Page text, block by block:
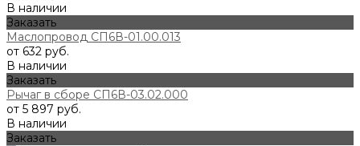
В наличии
Заказать
Маслопровод СП6В-01.00.013
от 632 руб.
В наличии
Заказать
Рычаг в сборе СП6В-03.02.000
от 5 897 руб.
В наличии
Заказать